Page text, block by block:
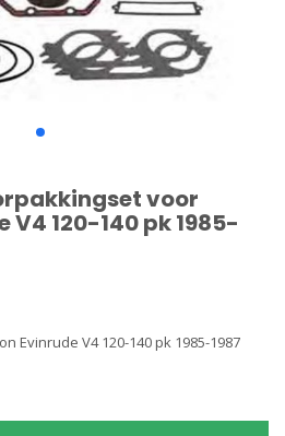
voor
V4 120-140 pk 1985-
Evinrude V4 120-140 pk 1985-1987